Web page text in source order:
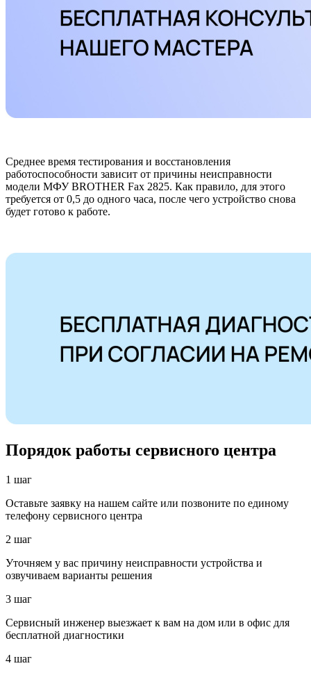
Среднее время тестирования и восстановления
работоспособности зависит от причины неисправности
модели МФУ BROTHER Fax 2825. Как правило, для этого
требуется от 0,5 до одного часа, после чего устройство снова
будет готово к работе.
Порядок работы сервисного центра
1 шаг
Оставьте заявку на нашем сайте или позвоните по единому
телефону сервисного центра
2 шаг
Уточняем у вас причину неисправности устройства и
озвучиваем варианты решения
3 шаг
Сервисный инженер выезжает к вам на дом или в офис для
бесплатной диагностики
4 шаг